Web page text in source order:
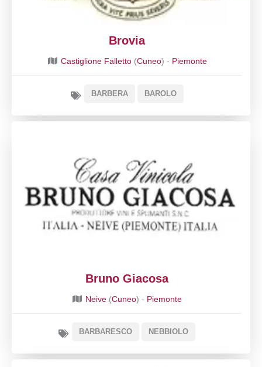
Brovia
Castiglione Falletto(Cuneo) - Piemonte
BARBERA BAROLO
Bruno Giacosa
Neive (Cuneo) - Piemonte
BARBARESCO NEBBIOLO